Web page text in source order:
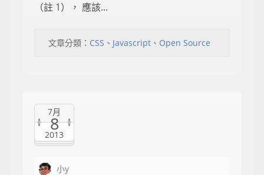
（註 1）， 應該...
文章分類： CSS 、 Javascript 、 Open Source
7月
8
2013
小y